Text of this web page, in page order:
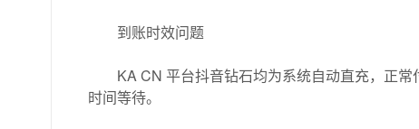
到账时效问题
KA CN 平台抖音钻石均为系统自动直充，正
时间等待。